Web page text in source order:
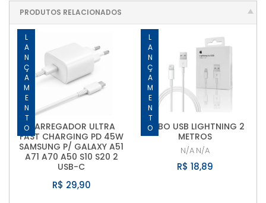
PRODUTOS RELACIONADOS
LANÇAMENTOCARREGADOR ULTRA
FAST CHARGING PD 45W
SAMSUNG P/ GALAXY A51
A71 A70 A50 S10 S20 2
USB-C
R$ 29,90
LANÇAMENTO
CABO USB LIGHTNING 2
METROS
N/A N/A
R$ 18,89